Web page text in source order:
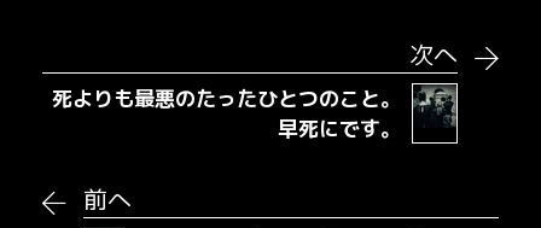
前へ
次へ
死よりも最悪のたったひとつのこと。
早死にです。